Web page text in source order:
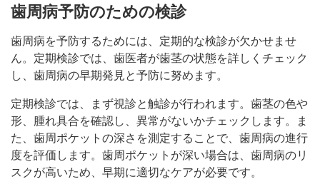
歯周病予防のための検診
歯周病を予防するためには、定期的な検診が欠かせませ
ん。定期検診では、歯医者が歯茎の状態を詳しくチェック
し、歯周病の早期発見と予防に努めます。
定期検診では、まず視診と触診が行われます。歯茎の色や
形、腫れ具合を確認し、異常がないかチェックします。ま
た、歯周ポケットの深さを測定することで、歯周病の進行
度を評価します。歯周ポケットが深い場合は、歯周病のリ
スクが高いため、早期に適切なケアが必要です。